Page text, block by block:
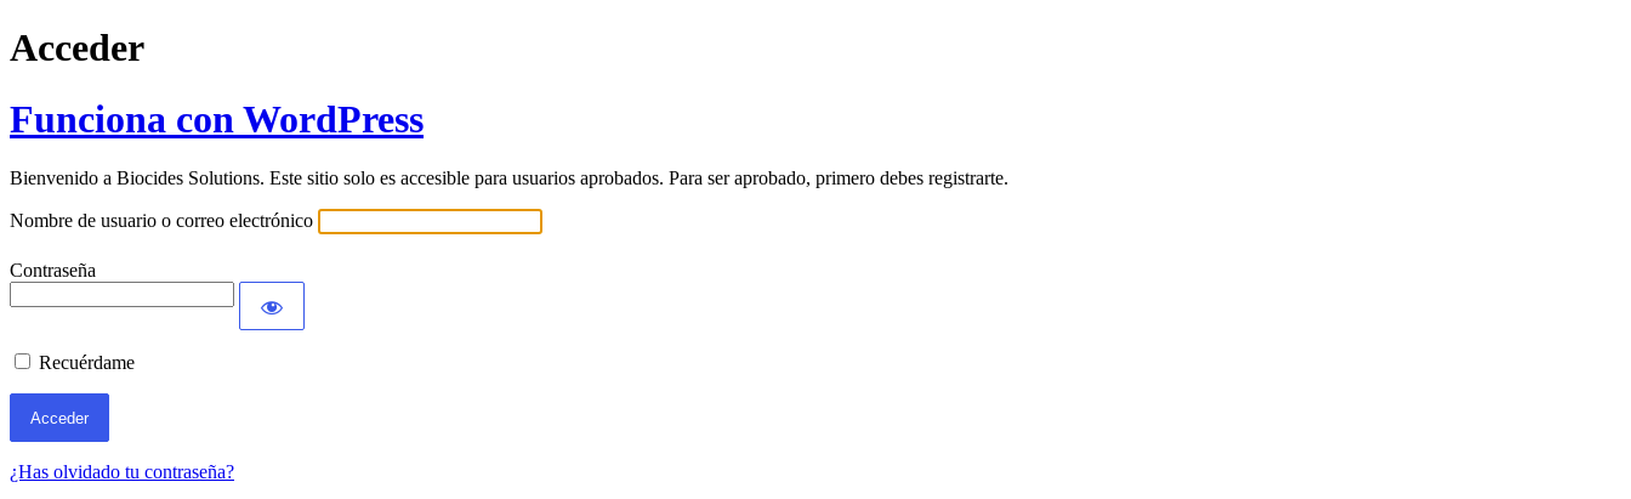
Acceder
Funciona con WordPress
Bienvenido a Biocides Solutions. Este sitio solo es accesible para usuarios aprobados. Para ser aprobado, primero debes registrarte.
Nombre de usuario o correo electrónico
Contraseña
Recuérdame
¿Has olvidado tu contraseña?